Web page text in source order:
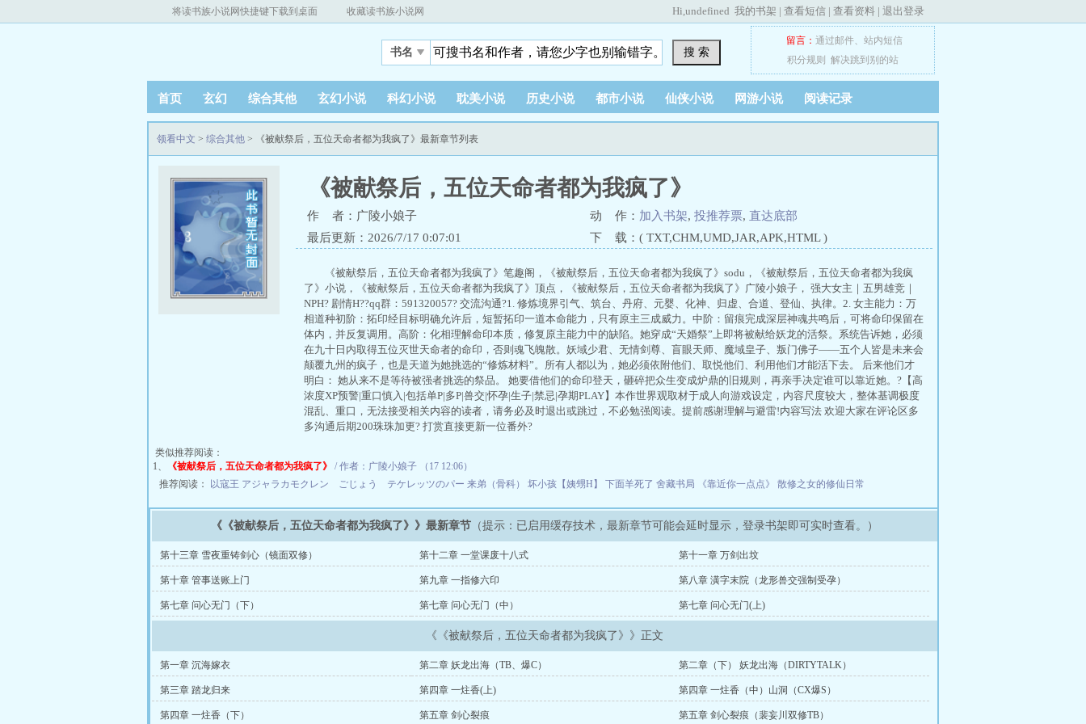
将读书族小说网快捷键下载到桌面 收藏读书族小说网 Hi,undefined 我的书架 | 查看短信 | 查看资料 | 退出登录
书名 搜 索
留言： 通过邮件、 站内短信
积分规则
解决跳到别的站
首页 玄幻 综合其他 玄幻小说 科幻小说 耽美小说 历史小说 都市小说 仙侠小说 网游小说 阅读记录
领看中文 > 综合其他 > 《被献祭后，五位天命者都为我疯了》最新章节列表
《被献祭后，五位天命者都为我疯了》
作 者：广陵小娘子 动 作： 加入书架, 投推荐票, 直达底部
最后更新：2026/7/17 0:07:01
下 载：( TXT,CHM,UMD,JAR,APK,HTML )
《被献祭后，五位天命者都为我疯了》笔趣阁，《被献祭后，五位天命者都为我疯了》sodu，《被献祭后，五位天命者都为我疯
了》小说，《被献祭后，五位天命者都为我疯了》顶点，《被献祭后，五位天命者都为我疯了》广陵小娘子， 强大女主｜五男雄竞｜
NPH? 剧情H??qq群：591320057? 交流沟通?1. 修炼境界引气、筑台、丹府、元婴、化神、归虚、合道、登仙、执律。2. 女主能力：万
相道种初阶：拓印经目标明确允许后，短暂拓印一道本命能力，只有原主三成威力。中阶：留痕完成深层神魂共鸣后，可将命印保留在
体内，并反复调用。高阶：化相理解命印本质，修复原主能力中的缺陷。她穿成“天婚祭”上即将被献给妖龙的活祭。系统告诉她，必须
在九十日内取得五位灭世天命者的命印，否则魂飞魄散。妖域少君、无情剑尊、盲眼天师、魔域皇子、叛门佛子——五个人皆是未来会
颠覆九州的疯子，也是天道为她挑选的“修炼材料”。所有人都以为，她必须依附他们、取悦他们、利用他们才能活下去。 后来他们才
明白： 她从来不是等待被强者挑选的祭品。 她要借他们的命印登天，砸碎把众生变成炉鼎的旧规则，再亲手决定谁可以靠近她。?【高
浓度XP预警|重口慎入|包括单P|多P|兽交|怀孕|生子|禁忌|孕期PLAY】本作世界观取材于成人向游戏设定，内容尺度较大，整体基调极度
混乱、重口，无法接受相关内容的读者，请务必及时退出或跳过，不必勉强阅读。提前感谢理解与避雷!内容写法 欢迎大家在评论区多
多沟通后期200珠珠加更? 打赏直接更新一位番外?
类似推荐阅读：
1、
《被献祭后，五位天命者都为我疯了》
/ 作者：广陵小娘子 （17 12:06）
推荐阅读：
以寇王 アジャラカモクレン ごじょう テケレッツのパー 来弟（骨科） 坏小孩【姨甥H】 下面羊死了 舍藏书局 《靠近你一点点》 散修之女的修仙日常
《《被献祭后，五位天命者都为我疯了》》最新章节 （提示：已启用缓存技术，最新章节可能会延时显示，登录书架即可实时查看。）
第十三章 雪夜重铸剑心（镜面双修） 第十二章 一堂课废十八式 第十一章 万剑出坟
第十章 管事送账上门 第九章 一指修六印 第八章 潢字末院（龙形兽交强制受孕）
第七章 问心无门（下） 第七章 问心无门（中） 第七章 问心无门(上)
《《被献祭后，五位天命者都为我疯了》》正文
第一章 沉海嫁衣 第二章 妖龙出海（TB、爆C） 第二章（下） 妖龙出海（DIRTYTALK）
第三章 踏龙归来 第四章 一炷香(上) 第四章 一炷香（中）山洞（CX爆S）
第四章 一炷香（下） 第五章 剑心裂痕 第五章 剑心裂痕（裴妄川双修TB）